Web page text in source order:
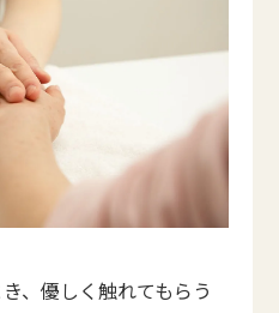
、優しく触れてもらう